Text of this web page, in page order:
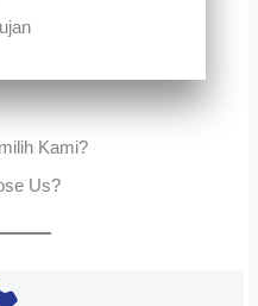
Kami?
Us?